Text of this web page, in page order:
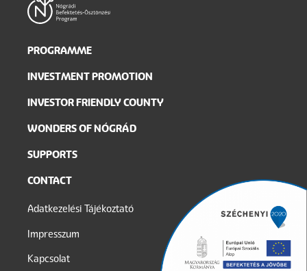
Main
navigation
PROGRAMME
INVESTMENT PROMOTION
INVESTOR FRIENDLY COUNTY
WONDERS OF NÓGRÁD
SUPPORTS
CONTACT
Legal
menu
Adatkezelési Tájékoztató
Impresszum
Kapcsolat